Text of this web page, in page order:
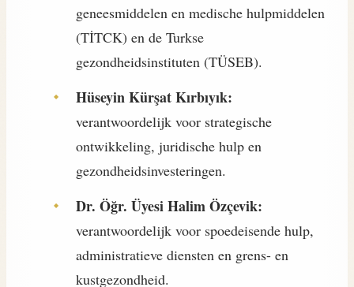
geneesmiddelen en medische hulpmiddelen
(TİTCK) en de Turkse
gezondheidsinstituten (TÜSEB).
Hüseyin Kürşat Kırbıyık:
verantwoordelijk voor strategische
ontwikkeling, juridische hulp en
gezondheidsinvesteringen.
Dr. Öğr. Üyesi Halim Özçevik:
verantwoordelijk voor spoedeisende hulp,
administratieve diensten en grens- en
kustgezondheid.